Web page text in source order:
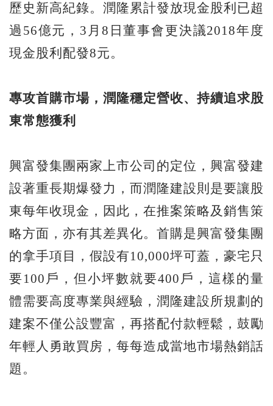
歷史新高紀錄。潤隆累計發放現金股利已超
過56億元，3月8日董事會更決議2018年度
現金股利配發8元。
專攻首購市場，潤隆穩定營收、持續追求股
東常態獲利
興富發集團兩家上市公司的定位，興富發建
設著重長期爆發力，而潤隆建設則是要讓股
東每年收現金，因此，在推案策略及銷售策
略方面，亦有其差異化。首購是興富發集團
的拿手項目，假設有10,000坪可蓋，豪宅只
要100戶，但小坪數就要400戶，這樣的量
體需要高度專業與經驗，潤隆建設所規劃的
建案不僅公設豐富，再搭配付款輕鬆，鼓勵
年輕人勇敢買房，每每造成當地市場熱銷話
題。